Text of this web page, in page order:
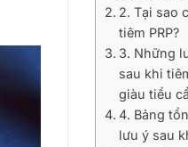
2. Tại sao
tiêm PRP?
3. Những
sau khi
giàu tiểu
4. Bảng
lưu ý sau